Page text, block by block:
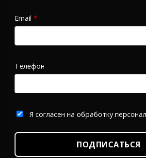
Email *
Телефон
Я согласен на обработку
ПОДПИСАТЬСЯ